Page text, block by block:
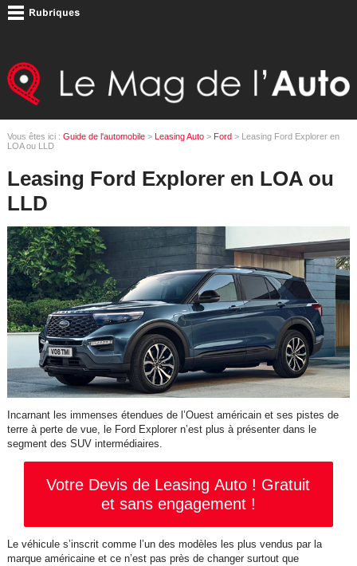
Vous êtes ici : Guide de l'automobile> Leasing Auto> Ford> Leasing Ford Explorer en
LOA ou LLD
Leasing Ford Explorer en LOA ou
LLD
Incarnant les immenses étendues de l’Ouest américain et ses pistes de
terre à perte de vue, le Ford Explorer n’est plus à présenter dans le
segment des SUV intermédiaires.
Votre Devis de Leasing Auto ! Gratuit
et sans engagement !
Le véhicule s’inscrit comme l’un des modèles les plus vendus par la
marque américaine et ce n’est pas près de changer surtout que